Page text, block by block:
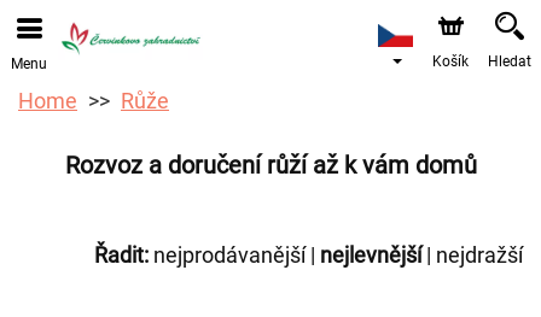
Objednávky přes e-shop přijímáme. Nejbližší možné
doručení je od 12.8.2026 z důvodu dovolené.
Menu Košík Hledat
Home Růže
Rozvoz a doručení růží až k vám domů
Řadit: nejprodávanější| nejlevnější| nejdražší